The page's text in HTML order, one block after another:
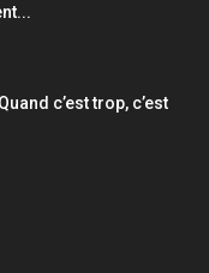
c’est trop, c’est